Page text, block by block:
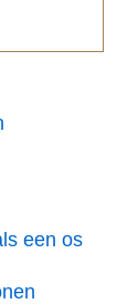
een os